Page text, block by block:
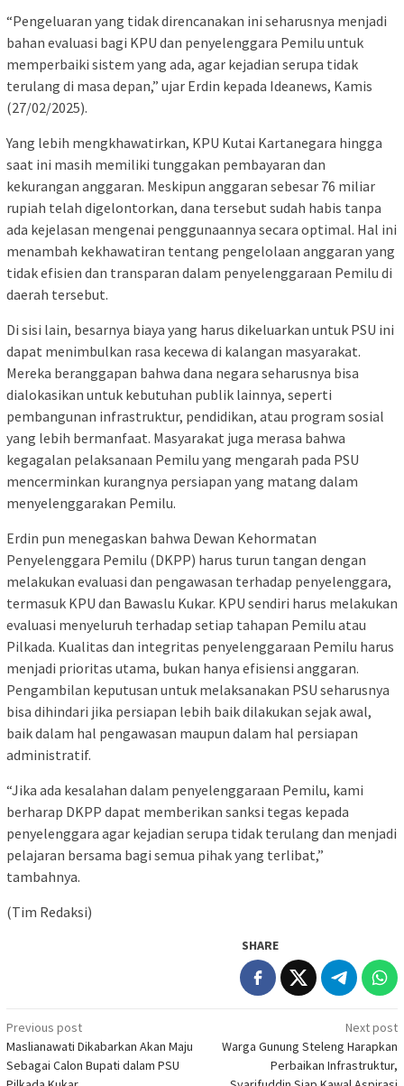
“Pengeluaran yang tidak direncanakan ini seharusnya menjadi
bahan evaluasi bagi KPU dan penyelenggara Pemilu untuk
memperbaiki sistem yang ada, agar kejadian serupa tidak
terulang di masa depan,” ujar Erdin kepada Ideanews, Kamis
(27/02/2025).
Yang lebih mengkhawatirkan, KPU Kutai Kartanegara hingga
saat ini masih memiliki tunggakan pembayaran dan
kekurangan anggaran. Meskipun anggaran sebesar 76 miliar
rupiah telah digelontorkan, dana tersebut sudah habis tanpa
ada kejelasan mengenai penggunaannya secara optimal. Hal ini
menambah kekhawatiran tentang pengelolaan anggaran yang
tidak efisien dan transparan dalam penyelenggaraan Pemilu di
daerah tersebut.
Di sisi lain, besarnya biaya yang harus dikeluarkan untuk PSU ini
dapat menimbulkan rasa kecewa di kalangan masyarakat.
Mereka beranggapan bahwa dana negara seharusnya bisa
dialokasikan untuk kebutuhan publik lainnya, seperti
pembangunan infrastruktur, pendidikan, atau program sosial
yang lebih bermanfaat. Masyarakat juga merasa bahwa
kegagalan pelaksanaan Pemilu yang mengarah pada PSU
mencerminkan kurangnya persiapan yang matang dalam
menyelenggarakan Pemilu.
Erdin pun menegaskan bahwa Dewan Kehormatan
Penyelenggara Pemilu (DKPP) harus turun tangan dengan
melakukan evaluasi dan pengawasan terhadap penyelenggara,
termasuk KPU dan Bawaslu Kukar. KPU sendiri harus melakukan
evaluasi menyeluruh terhadap setiap tahapan Pemilu atau
Pilkada. Kualitas dan integritas penyelenggaraan Pemilu harus
menjadi prioritas utama, bukan hanya efisiensi anggaran.
Pengambilan keputusan untuk melaksanakan PSU seharusnya
bisa dihindari jika persiapan lebih baik dilakukan sejak awal,
baik dalam hal pengawasan maupun dalam hal persiapan
administratif.
“Jika ada kesalahan dalam penyelenggaraan Pemilu, kami
berharap DKPP dapat memberikan sanksi tegas kepada
penyelenggara agar kejadian serupa tidak terulang dan menjadi
pelajaran bersama bagi semua pihak yang terlibat,”
tambahnya.
(Tim Redaksi)
SHARE
Post
navigation
Previous post
Maslianawati Dikabarkan Akan Maju
Sebagai Calon Bupati dalam PSU
Next post
Warga Gunung Steleng Harapkan
Perbaikan Infrastruktur,